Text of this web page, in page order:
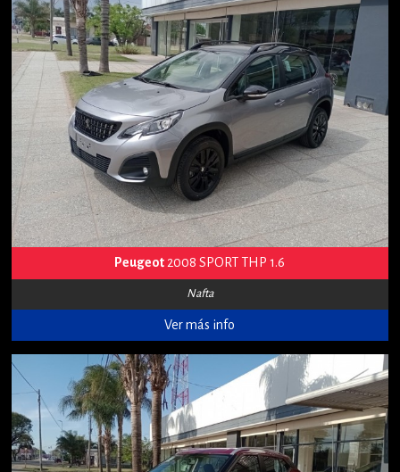
Peugeot2008 SPORT THP 1.6
Nafta
Ver más info